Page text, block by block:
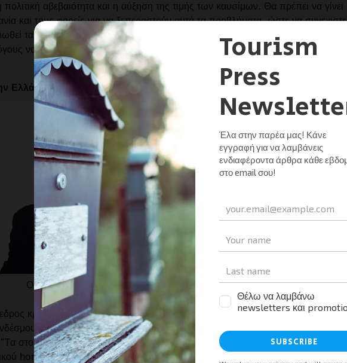
αβεβαιότητα και η αύξηση της τιμής των καυσίμων. Θα πρέπει να γίνει
και τους φορείς για να ξεπεραστούν αυτά τα προβλήματα, ώστε να
τα τελευταία χρόνια. Παρά το δύσκολο περιβάλλον η βιομηχανία
να πιστεύουμε ότι θα βγούμε από αυτή την περίοδο αβεβαιότητας σε ακόμη
Ελλάδα
Ο κ. Ανδρέας Στυλιανόπουλος
κρουαζιέρας του Συνδέσμου Επιχειρήσεων Επιβατηγού Ναυτιλίας (ΣΕΕΝ)
Ελληνικών Τουριστικών Επιχειρήσεων (ΣΕΤΕ), που συμμετείχε στην
στοιχεία του 2011 που μόλις δημοσιοποίησε το ECC δυστυχώς δείχνουν ότι
home porting. Ύστερα από το ιστορικό υψηλό των 503.000 επιβατών του